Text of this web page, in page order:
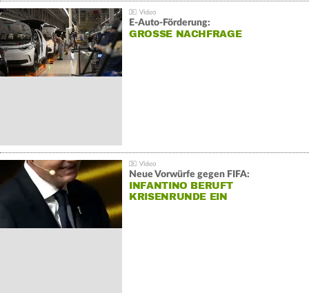
E-Auto-Förderung:
GROSSE NACHFRAGE
Neue Vorwürfe gegen FIFA:
INFANTINO BERUFT
KRISENRUNDE EIN